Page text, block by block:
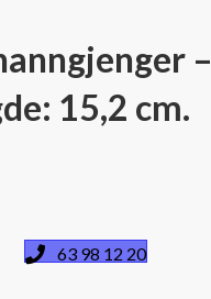
–
15,2 cm.
63 98 12 20